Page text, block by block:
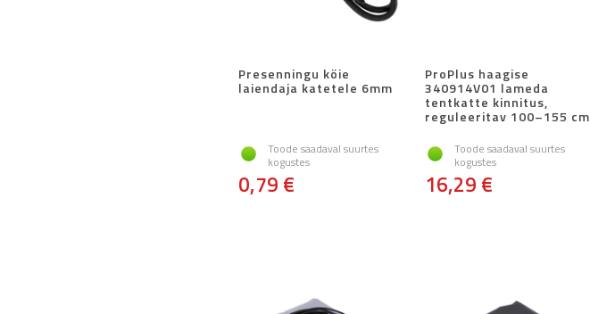
Presenningu köie
laiendaja katetele 6mm
Toode saadaval suurtes
kogustes
0,79 €
ProPlus haagise
340914V01 lameda
tentkatte kinnitus,
reguleeritav 100–155 cm
Toode saadaval suurtes
kogustes
16,29 €